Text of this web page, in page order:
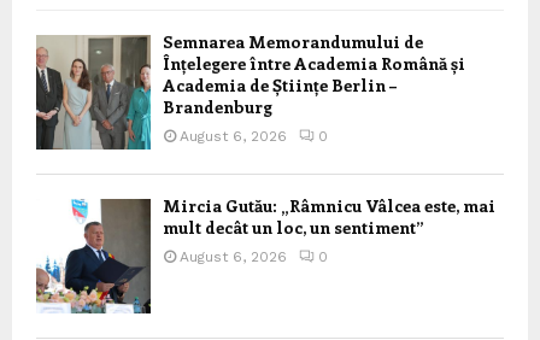
Semnarea Memorandumului de
Înțelegere între Academia Română și
Academia de Științe Berlin –
Brandenburg
August 6, 2026 0
Mircia Gutău: „Râmnicu Vâlcea este, mai
mult decât un loc, un sentiment”
August 6, 2026 0